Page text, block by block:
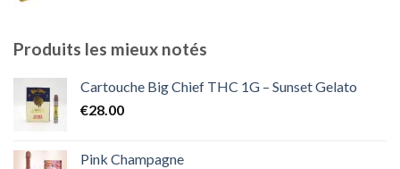
€2,000.00
Produits les mieux notés
Cartouche Big Chief THC 1G – Sunset Gelato
€28.00
Pink Champagne